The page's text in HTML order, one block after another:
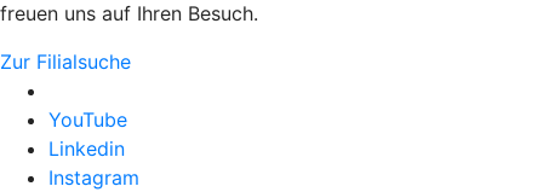
freuen uns auf Ihren Besuch.
Zur Filialsuche
YouTube
Linkedin
Instagram